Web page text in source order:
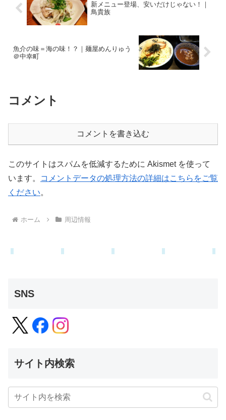
新メニュー登場、安いだけじゃない！｜
鳥貴族
魚介の味＝海の味！？｜麺屋めんりゅう
＠中幸町
コメント
コメントを書き込む
このサイトはスパムを低減するために Akismet を使って
います。
コメントデータの処理方法の詳細はこちらをご覧
ください。
ホーム 周辺情報
SNS
サイト内検索